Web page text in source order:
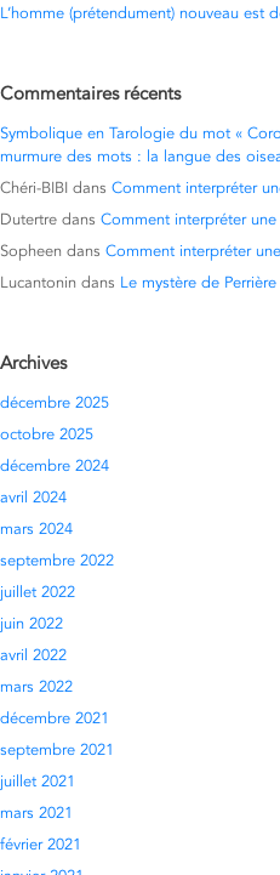
L’homme (prétendument) nouveau est
Commentaires récents
Symbolique en Tarologie du mot «
murmure des mots : la langue des
Chéri-BIBI dans Comment interpréter
Dutertre dans Comment interpréter
Sopheen dans Comment interpréter
Lucantonin dans Le mystère de
Archives
décembre 2025
octobre 2025
décembre 2024
avril 2024
mars 2024
septembre 2022
juillet 2022
juin 2022
avril 2022
mars 2022
décembre 2021
septembre 2021
juillet 2021
mars 2021
février 2021